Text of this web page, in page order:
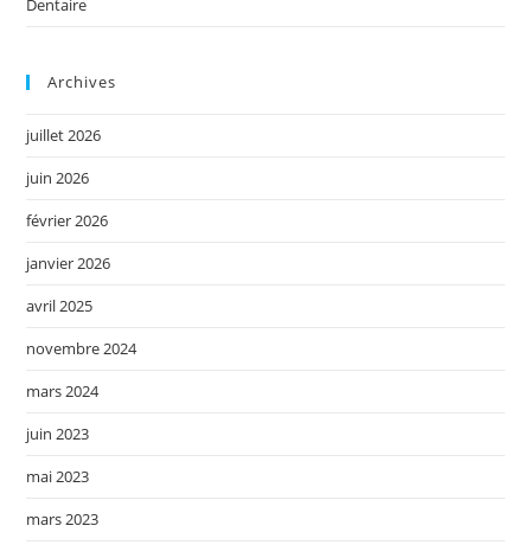
Dentaire
Archives
juillet 2026
juin 2026
février 2026
janvier 2026
avril 2025
novembre 2024
mars 2024
juin 2023
mai 2023
mars 2023